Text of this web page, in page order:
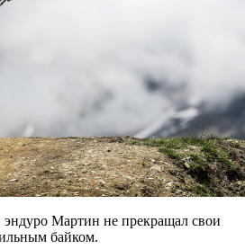
Мартин не прекращал свои
байком.